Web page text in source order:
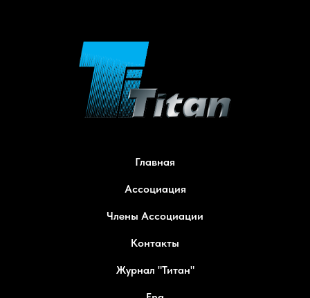
Главная
Ассоциация
Члены Ассоциации
Контакты
Журнал "Титан"